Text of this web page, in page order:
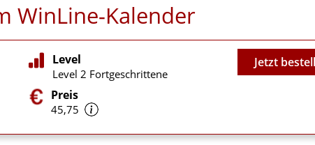
WinLine-Kalender
Level
Level 2 Fortgeschrittene
Preis
45,75
Video
Jetzt